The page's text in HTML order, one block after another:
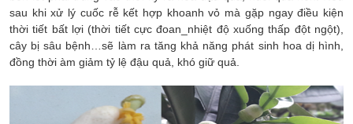
sau khi xử lý cuốc rễ kết hợp khoanh vỏ mà gặp ngay điều kiện
thời tiết bất lợi (thời tiết cực đoan_nhiệt độ xuống thấp đột ngột),
cây bị sâu bệnh…sẽ làm ra tăng khả năng phát sinh hoa dị hình,
đồng thời àm giảm tỷ lệ đậu quả, khó giữ quả.